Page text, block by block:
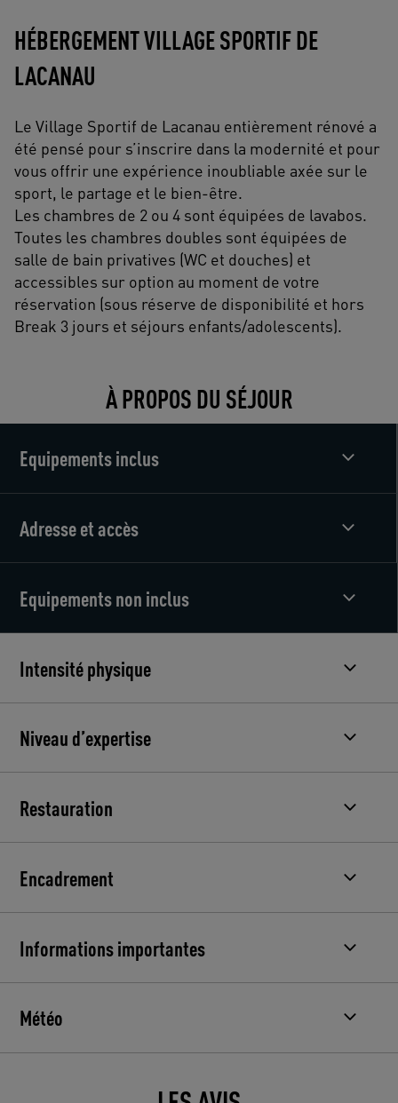
HÉBERGEMENT VILLAGE SPORTIF DE
LACANAU
Le Village Sportif de Lacanau entièrement rénové a
été pensé pour s’inscrire dans la modernité et pour
vous offrir une expérience inoubliable axée sur le
sport, le partage et le bien-être.
Les chambres de 2 ou 4 sont équipées de lavabos.
Toutes les chambres doubles sont équipées de
salle de bain privatives (WC et douches) et
accessibles sur option au moment de votre
réservation (sous réserve de disponibilité et hors
Break 3 jours et séjours enfants/adolescents).
À PROPOS DU SÉJOUR
Equipements inclus
Adresse et accès
Equipements non inclus
Intensité physique
Niveau d’expertise
Restauration
Encadrement
Informations importantes
Météo